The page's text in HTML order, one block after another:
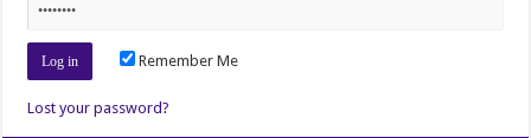
Remember Me
Lost your password?